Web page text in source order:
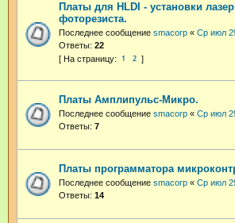
Платы для HLDI - установки
фоторезиста.
Последнее сообщение smacorp « Ср июл
Ответы: 22
1 2
Платы Амплипульс-Микро.
Последнее сообщение smacorp « Ср июл
Ответы: 7
Платы программатора
Последнее сообщение smacorp « Ср июл
Ответы: 14